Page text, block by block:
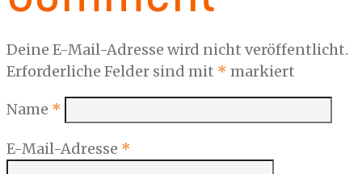
Deine E-Mail-Adresse wird nicht veröffentlicht.
Erforderliche Felder sind mit * markiert
Name *
E-Mail-Adresse *